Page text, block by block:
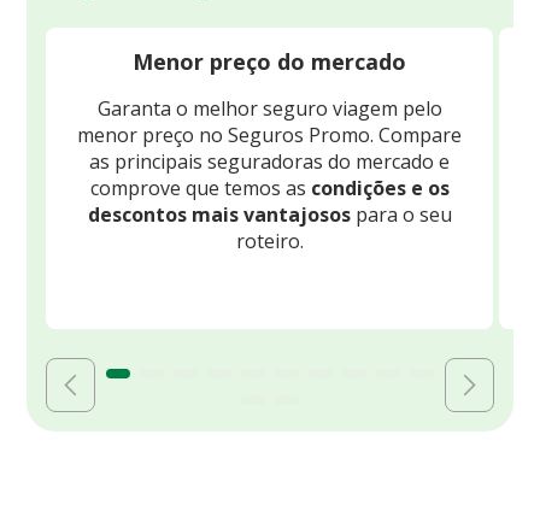
Menor preço do mercado
Garanta o melhor seguro viagem pelo
menor preço no Seguros Promo. Compare
as principais seguradoras do mercado e
comprove que temos as condições e os
descontos mais vantajosospara o seu
roteiro.